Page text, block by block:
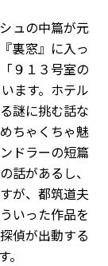
ュの中篇が元
裏窓』に入っ
９１３号室の
ます。ホテル
謎に挑む話な
ちゃくちゃ魅
ドラーの短篇
話があるし、
が、都筑道夫
いった作品を
偵が出動する